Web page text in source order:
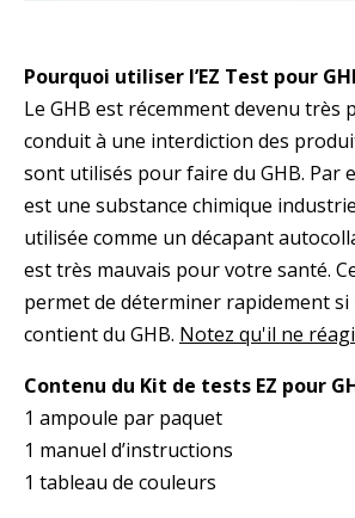
Pourquoi utiliser l’EZ Test pour
Le GHB est récemment devenu très
conduit à une interdiction des
sont utilisés pour faire du GHB. Par
est une substance chimique
utilisée comme un décapant
est très mauvais pour votre santé.
permet de déterminer rapidement
contient du GHB. Notez qu'il ne
Contenu du Kit de tests EZ pour
1 ampoule par paquet
1 manuel d’instructions
1 tableau de couleurs